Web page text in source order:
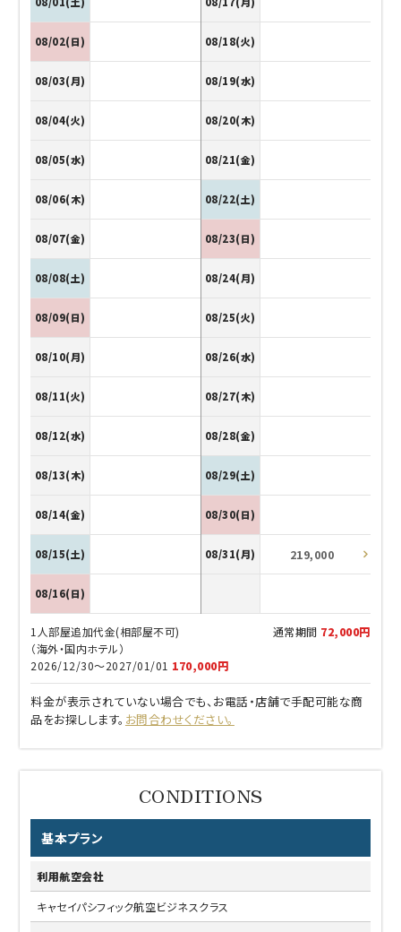
基本プラン
利用航空会社
キャセイパシフィック航空ビジネスクラス
08/02(日)
08/03(月)
08/04(火)
08/05(水)
08/06(木)
08/07(金)
08/08(土)
08/09(日)
08/10(月)
08/11(火)
08/12(水)
08/13(木)
08/14(金)
08/15(土)
08/16(日)
08/18(火)
08/19(水)
08/20(木)
08/21(金)
08/22(土)
08/23(日)
08/24(月)
08/25(火)
08/26(水)
08/27(木)
08/28(金)
08/29(土)
08/30(日)
08/31(月) 219,000
1人部屋追加代金(相部屋不可)
（海外・国内ホテル）
通常期間 72,000円
2026/12/30～2027/01/01 170,000円
料金が表示されていない場合でも、お電話・店舗で手配可能な商
品をお探しします。 お問合わせください。